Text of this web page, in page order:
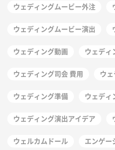
ウェディングムービー外注
ウェディングムービー演出
ウェディング動画 ウェディ
ウェディング司会 費用 ウ
ウェディング準備 ウェディ
ウェディング演出アイデア
ウェルカムドール エンゲー